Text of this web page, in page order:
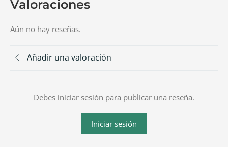
Valoraciones
Aún no hay reseñas.
Añadir una valoración
Debes iniciar sesión para publicar una reseña.
Iniciar sesión